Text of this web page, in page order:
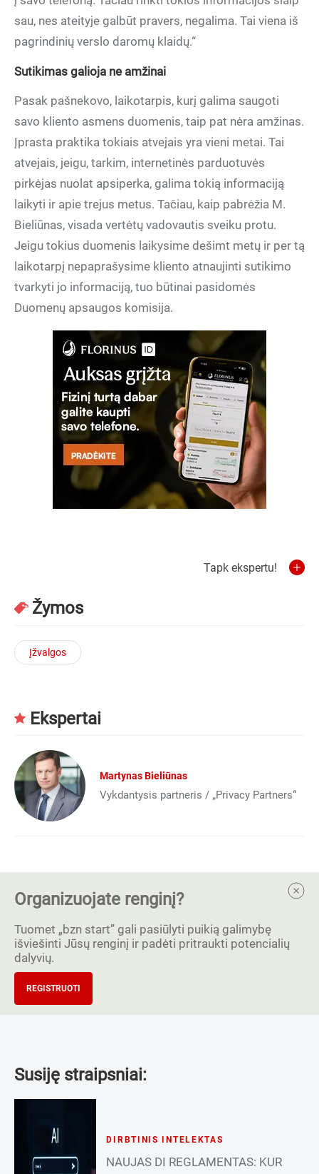
sau, nes ateityje galbūt pravers, negalima. Tai viena iš
pagrindinių verslo daromų klaidų.“
Sutikimas galioja ne amžinai
Pasak pašnekovo, laikotarpis, kurį galima saugoti
savo kliento asmens duomenis, taip pat nėra amžinas.
Įprasta praktika tokiais atvejais yra vieni metai. Tai
atvejais, jeigu, tarkim, internetinės parduotuvės
pirkėjas nuolat apsiperka, galima tokią informaciją
laikyti ir apie trejus metus. Tačiau, kaip pabrėžia M.
Bieliūnas, visada vertėtų vadovautis sveiku protu.
Jeigu tokius duomenis laikysime dešimt metų ir per tą
laikotarpį nepaprašysime kliento atnaujinti sutikimo
tvarkyti jo informaciją, tuo būtinai pasidomės
Duomenų apsaugos komisija.
Tapk ekspertu!
Žymos
Įžvalgos
Ekspertai
Martynas Bieliūnas
Vykdantysis partneris / „Privacy Partners“
Organizuojate renginį?
Tuomet „bzn start” gali pasiūlyti puikią galimybę
išviešinti Jūsų renginį ir padėti pritraukti potencialių
dalyvių.
REGISTRUOTI
Susiję straipsniai:
DIRBTINIS INTELEKTAS
NAUJAS DI REGLAMENTAS: KUR